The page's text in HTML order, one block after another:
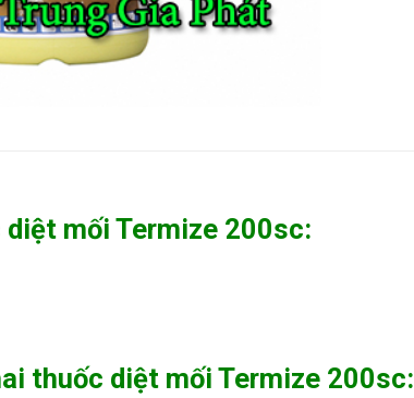
diệt mối Termize 200sc:
thuốc diệt mối Termize 200sc: